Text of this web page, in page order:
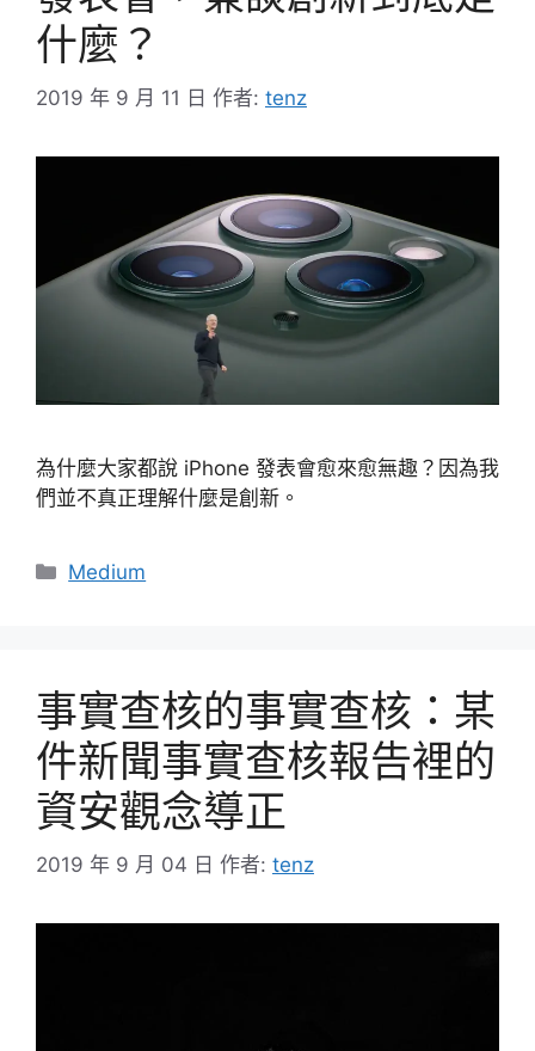
什麼？
2019 年 9 月 11 日 作者: tenz
為什麼大家都說 iPhone 發表會愈來愈無趣？因為我
們並不真正理解什麼是創新。
分
Medium
事實查核的事實查核：某
件新聞事實查核報告裡的
資安觀念導正
2019 年 9 月 04 日 作者: tenz